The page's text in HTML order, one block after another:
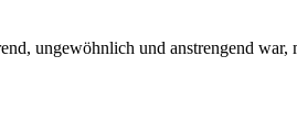
ungewöhnlich und anstrengend